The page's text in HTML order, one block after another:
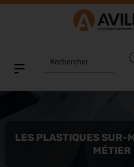
Rechercher
LES PLASTIQUES SUR-
MÉTIER